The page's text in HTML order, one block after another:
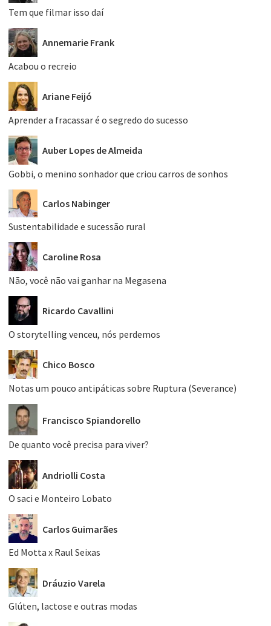
Tem que filmar isso daí
Annemarie Frank
Acabou o recreio
Ariane Feijó
Aprender a fracassar é o segredo do sucesso
Auber Lopes de Almeida
Gobbi, o menino sonhador que criou carros de sonhos
Carlos Nabinger
Sustentabilidade e sucessão rural
Caroline Rosa
Não, você não vai ganhar na Megasena
Ricardo Cavallini
O storytelling venceu, nós perdemos
Chico Bosco
Notas um pouco antipáticas sobre Ruptura (Severance)
Francisco Spiandorello
De quanto você precisa para viver?
Andriolli Costa
O saci e Monteiro Lobato
Carlos Guimarães
Ed Motta x Raul Seixas
Dráuzio Varela
Glúten, lactose e outras modas